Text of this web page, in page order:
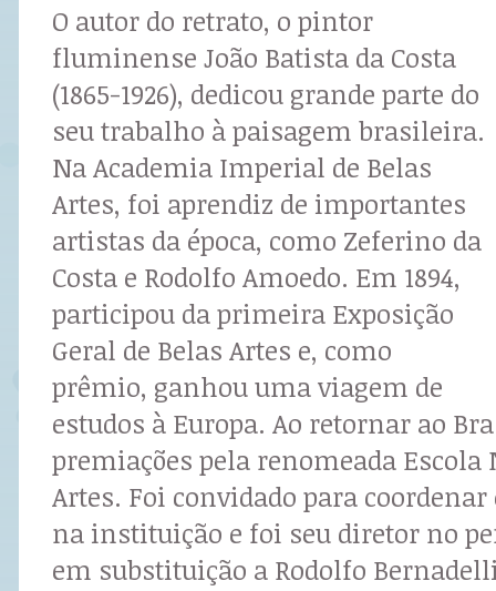
O autor do retrato, o pintor
fluminense João Batista da Costa
(1865-1926), dedicou grande parte do
seu trabalho à paisagem brasileira.
Na Academia Imperial de Belas
Artes, foi aprendiz de importantes
artistas da época, como Zeferino da
Costa e Rodolfo Amoedo. Em 1894,
participou da primeira Exposição
Geral de Belas Artes e, como
prêmio, ganhou uma viagem de
estudos à Europa. Ao retornar ao
premiações pela renomeada Escola
Artes. Foi convidado para
na instituição e foi seu diretor no
em substituição a Rodolfo